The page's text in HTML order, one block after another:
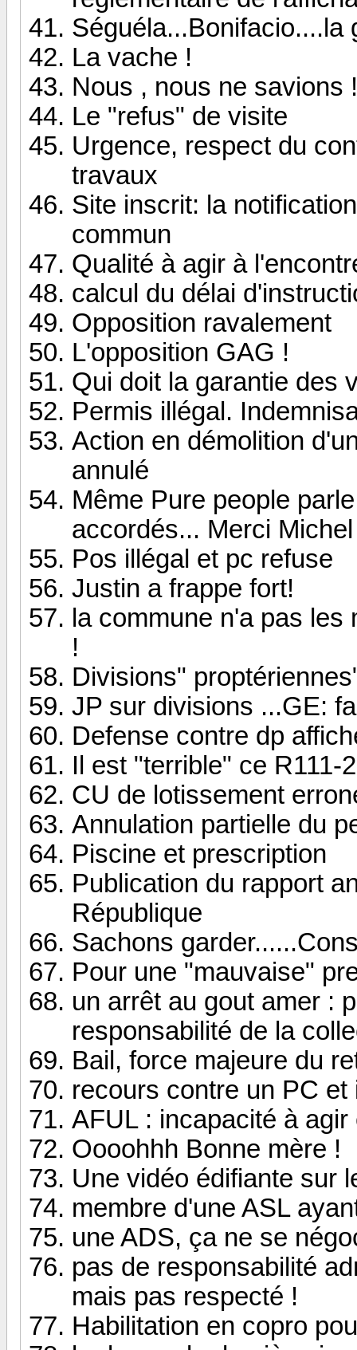
Séguéla...Bonifacio....la
La vache !
Nous , nous ne savions !
Le "refus" de visite
Urgence, respect du
travaux
Site inscrit: la
commun
Qualité à agir à
calcul du délai
Opposition ravalement
L'opposition GAG !
Qui doit la garantie des
Permis illégal.
Action en démolition
annulé
Même Pure people
accordés... Merci
Pos illégal et pc refuse
Justin a frappe fort!
la commune n'a pas
!
Divisions"
JP sur divisions ...GE:
Defense contre dp
Il est "terrible" ce R111-
CU de lotissement
Annulation partielle du
Piscine et prescription
Publication du rapport
République
Sachons
Pour une "mauvaise"
un arrêt au gout amer :
responsabilité de la
Bail, force majeure du
recours contre un PC et
AFUL : incapacité à
Oooohhh Bonne mère !
Une vidéo édifiante sur
membre d'une ASL
une ADS, ça ne se
pas de responsabilité
mais pas respecté !
Habilitation en copro